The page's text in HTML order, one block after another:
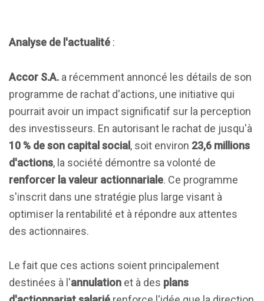
Analyse de l'actualité :
Accor S.A. a récemment annoncé les détails de son
programme de rachat d'actions, une initiative qui
pourrait avoir un impact significatif sur la perception
des investisseurs. En autorisant le rachat de jusqu'à
10 % de son capital social , soit environ 23,6 millions
d'actions, la société démontre sa volonté de
renforcer la valeur actionnariale. Ce programme
s'inscrit dans une stratégie plus large visant à
optimiser la rentabilité et à répondre aux attentes
des actionnaires.
Le fait que ces actions soient principalement
destinées à l'annulation et à des plans